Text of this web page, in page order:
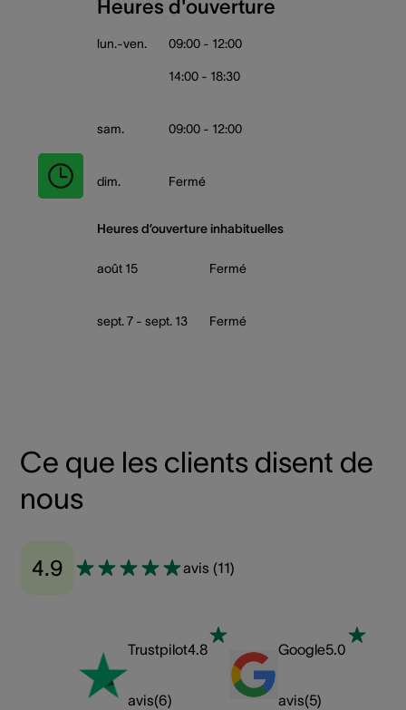
Heures d'ouverture
lun.-ven. 09:00 - 12:00
14:00 - 18:30
sam. 09:00 - 12:00
dim. Fermé
Heures d’ouverture inhabituelles
août 15 Fermé
sept. 7 - sept. 13 Fermé
Ce que les clients disent de
nous
4.9 avis (11)
Trustpilot4.8
avis(6)
Google5.0
avis(5)